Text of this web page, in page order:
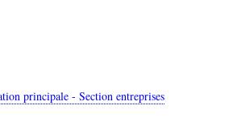
principale - Section entreprises